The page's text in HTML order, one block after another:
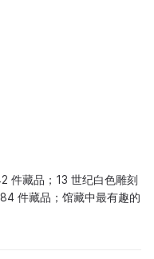
件藏品；13 世纪白色雕刻
件藏品；馆藏中最有趣的